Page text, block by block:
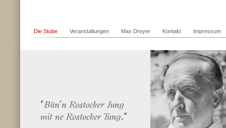
Die Stube Veranstaltungen Max Dreyer Kontakt Impressum